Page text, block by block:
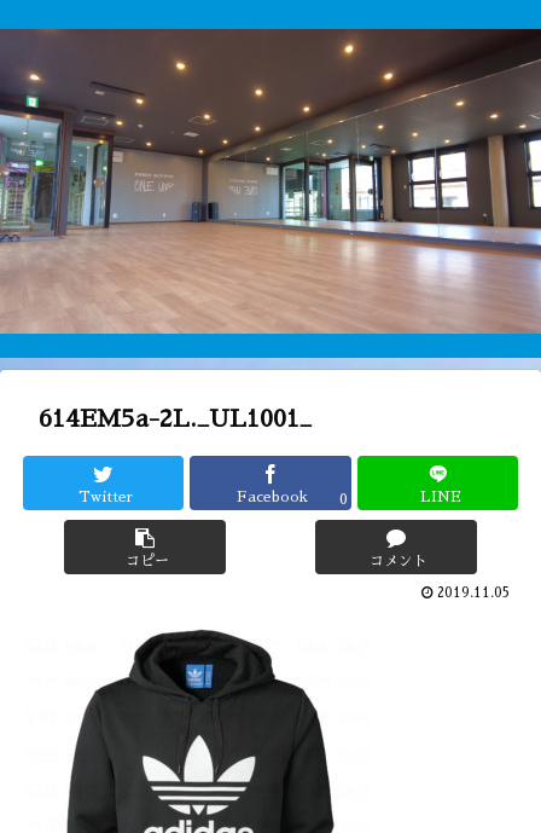
614EM5a-2L._UL1001_
Twitter Facebook 0 LINE
コピー コメント
2019.11.05